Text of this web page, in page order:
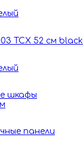
TCX 52 см black
шкафы
панели